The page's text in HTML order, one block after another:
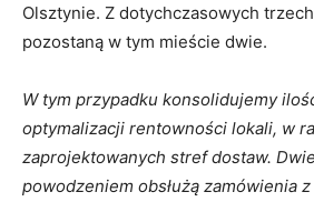
Olsztynie. Z dotychczasowych
pozostaną w tym mieście dwie.
W tym przypadku konsolidujemy
optymalizacji rentowności lokali, w
zaprojektowanych stref dostaw.
powodzeniem obsłużą zamówienia z